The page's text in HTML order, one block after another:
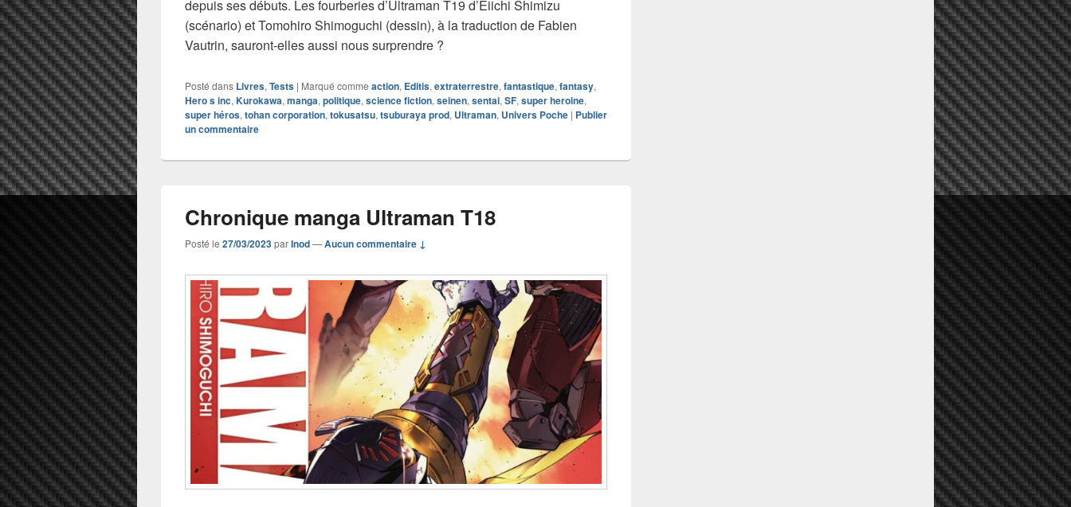
depuis ses débuts. Les fourberies d’Ultraman T19 d’Eiichi Shimizu
(scénario) et Tomohiro Shimoguchi (dessin), à la traduction de Fabien
Vautrin, sauront-elles aussi nous surprendre ?
Posté dans Livres, Tests | Marqué comme action, Editis, extraterrestre, fantastique, fantasy,
Hero s inc, Kurokawa, manga, politique, science fiction, seinen, sentai, SF, super heroine,
super héros, tohan corporation, tokusatsu, tsuburaya prod, Ultraman, Univers Poche | Publier
un commentaire
Chronique manga Ultraman T18
Posté le 27/03/2023parInod—Aucun commentaire ↓